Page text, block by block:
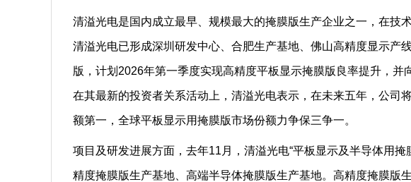
清溢光电是国内成立最早、规模最大的掩膜版生产企业之一，在技
清溢光电已形成深圳研发中心、合肥生产基地、佛山高精度显示产
版，计划2026年第一季度实现高精度平板显示掩膜版良率提升，并
在其最新的投资者关系活动上，清溢光电表示，在未来五年，公司
额第一，全球平板显示用掩膜版市场份额力争保三争一。
项目及研发进展方面，去年11月，清溢光电“平板显示及半导体用
精度掩膜版生产基地、高端半导体掩膜版生产基地。高精度掩膜版